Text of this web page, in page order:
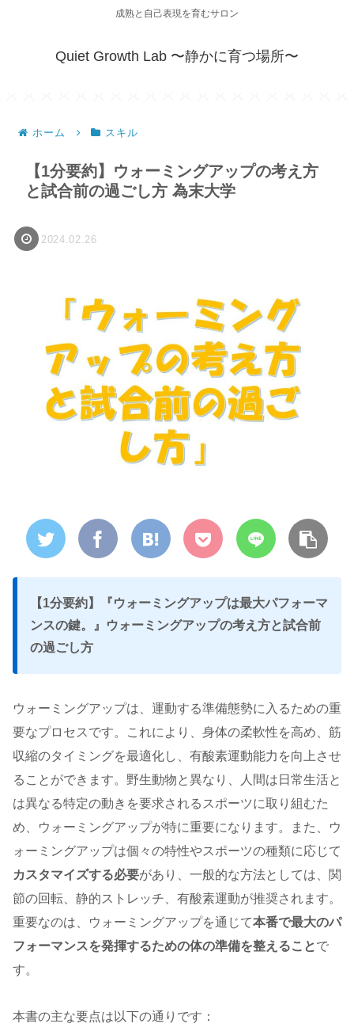
成熟と自己表現を育むサロン
Quiet Growth Lab 〜静かに育つ場所〜
ホーム スキル
【1分要約】ウォーミングアップの考え方
と試合前の過ごし方 為末大学
2024.02.26
【1分要約】『ウォーミングアップは最大パフォーマ
ンスの鍵。』ウォーミングアップの考え方と試合前
の過ごし方
ウォーミングアップは、運動する準備態勢に入るための重
要なプロセスです。これにより、身体の柔軟性を高め、筋
収縮のタイミングを最適化し、有酸素運動能力を向上させ
ることができます。野生動物と異なり、人間は日常生活と
は異なる特定の動きを要求されるスポーツに取り組むた
め、ウォーミングアップが特に重要になります。また、ウ
ォーミングアップは個々の特性やスポーツの種類に応じて
カスタマイズする必要があり、一般的な方法としては、関
節の回転、静的ストレッチ、有酸素運動が推奨されます。
重要なのは、ウォーミングアップを通じて本番で最大のパ
フォーマンスを発揮するための体の準備を整えることで
す。
本書の主な要点は以下の通りです：